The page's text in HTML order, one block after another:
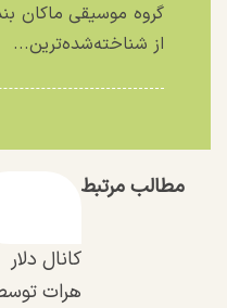
گروه موسیقی ماکان
از شناخته‌شده‌ترین...
مطالب مرتبط
کانال دلار
هرات